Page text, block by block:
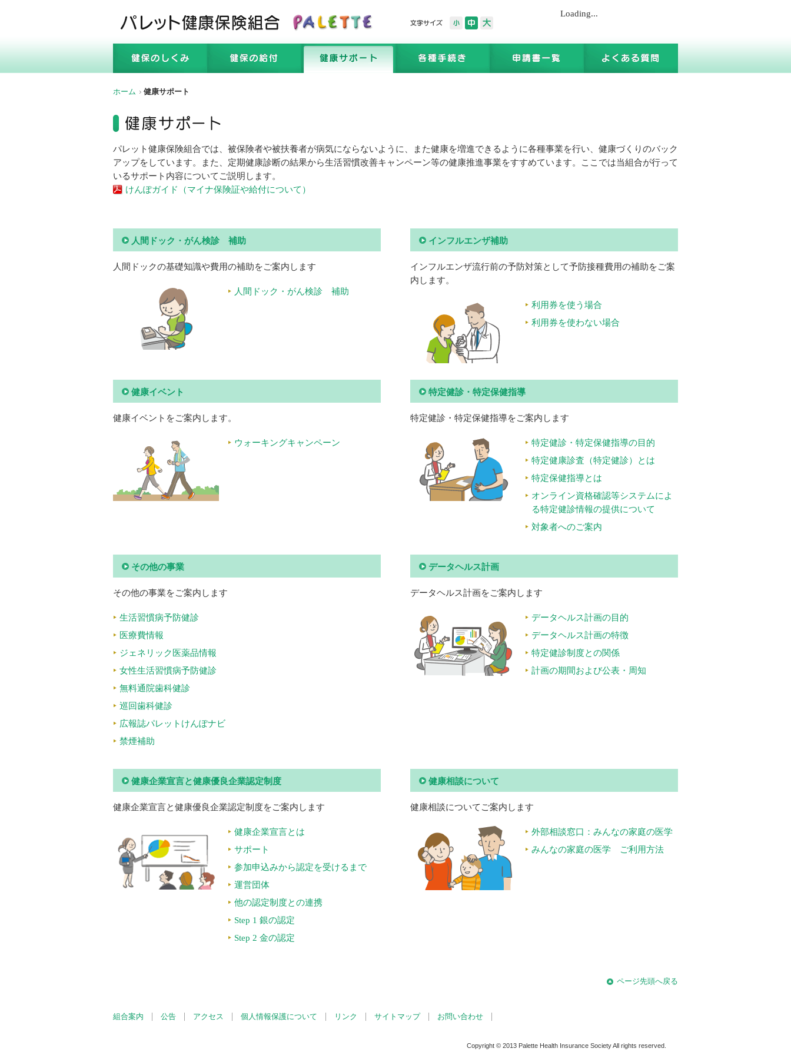
Loading...
ホーム 健康サポート
パレット健康保険組合では、被保険者や被扶養者が病気にならないように、また健康を増進できるように各種事業を行い、健康づくりのバック
アップをしています。また、定期健康診断の結果から生活習慣改善キャンペーン等の健康推進事業をすすめています。ここでは当組合が行って
いるサポート内容についてご説明します。
けんぽガイド（マイナ保険証や給付について）
人間ドック・がん検診 補助
人間ドックの基礎知識や費用の補助をご案内します
人間ドック・がん検診 補助
インフルエンザ補助
インフルエンザ流行前の予防対策として予防接種費用の補助をご案
内します。
利用券を使う場合
利用券を使わない場合
健康イベント
健康イベントをご案内します。
ウォーキングキャンペーン
特定健診・特定保健指導
特定健診・特定保健指導をご案内します
特定健診・特定保健指導の目的
特定健康診査（特定健診）とは
特定保健指導とは
オンライン資格確認等システムによ
る特定健診情報の提供について
対象者へのご案内
その他の事業
その他の事業をご案内します
生活習慣病予防健診
医療費情報
ジェネリック医薬品情報
女性生活習慣病予防健診
無料通院歯科健診
巡回歯科健診
広報誌パレットけんぽナビ
禁煙補助
データヘルス計画
データヘルス計画をご案内します
データヘルス計画の目的
データヘルス計画の特徴
特定健診制度との関係
計画の期間および公表・周知
健康相談について
健康相談についてご案内します
外部相談窓口：みんなの家庭の医学
みんなの家庭の医学 ご利用方法
健康企業宣言と健康優良企業認定制度
健康企業宣言と健康優良企業認定制度をご案内します
健康企業宣言とは
サポート
参加申込みから認定を受けるまで
運営団体
他の認定制度との連携
Step 1 銀の認定
Step 2 金の認定
ページ先頭へ戻る
組合案内 公告 アクセス 個人情報保護について リンク サイトマップ お問い合わせ
Copyright © 2013 Palette Health Insurance Society All rights reserved.